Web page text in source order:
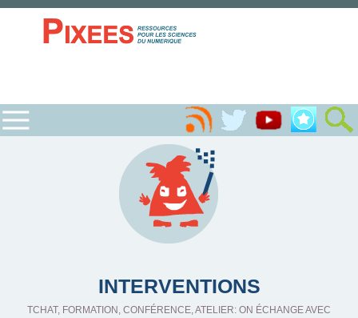
INTERVENTIONS
TCHAT, FORMATION, CONFÉRENCE, ATELIER: ON ÉCHANGE AVEC